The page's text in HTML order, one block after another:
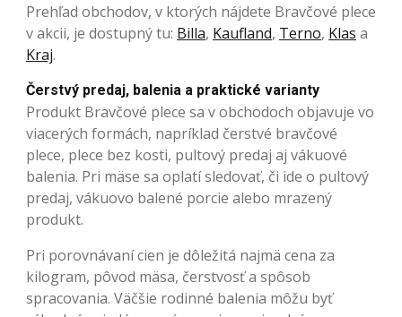
Prehľad obchodov, v ktorých nájdete Bravčové plece
v akcii, je dostupný tu: Billa, Kaufland, Terno, Klas a
Kraj.
Čerstvý predaj, balenia a praktické varianty
Produkt Bravčové plece sa v obchodoch objavuje vo
viacerých formách, napríklad čerstvé bravčové
plece, plece bez kosti, pultový predaj aj vákuové
balenia. Pri mäse sa oplatí sledovať, či ide o pultový
predaj, vákuovo balené porcie alebo mrazený
produkt.
Pri porovnávaní cien je dôležitá najmä cena za
kilogram, pôvod mäsa, čerstvosť a spôsob
spracovania. Väčšie rodinné balenia môžu byť